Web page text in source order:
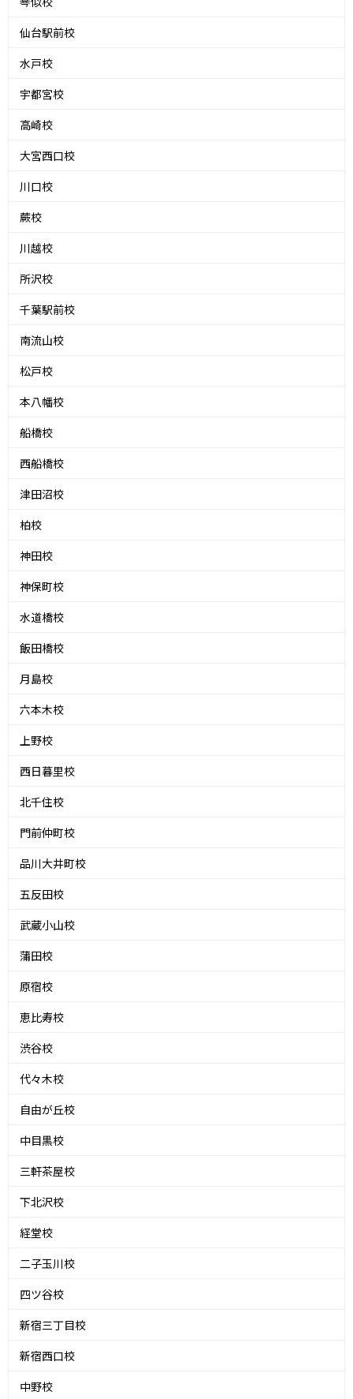
仙台駅前校
水戸校
宇都宮校
高崎校
大宮西口校
川口校
蕨校
川越校
所沢校
千葉駅前校
南流山校
松戸校
本八幡校
船橋校
西船橋校
津田沼校
柏校
神田校
神保町校
水道橋校
飯田橋校
月島校
六本木校
上野校
西日暮里校
北千住校
門前仲町校
品川大井町校
五反田校
武蔵小山校
蒲田校
原宿校
恵比寿校
渋谷校
代々木校
自由が丘校
中目黒校
三軒茶屋校
下北沢校
経堂校
二子玉川校
四ツ谷校
新宿三丁目校
新宿西口校
中野校